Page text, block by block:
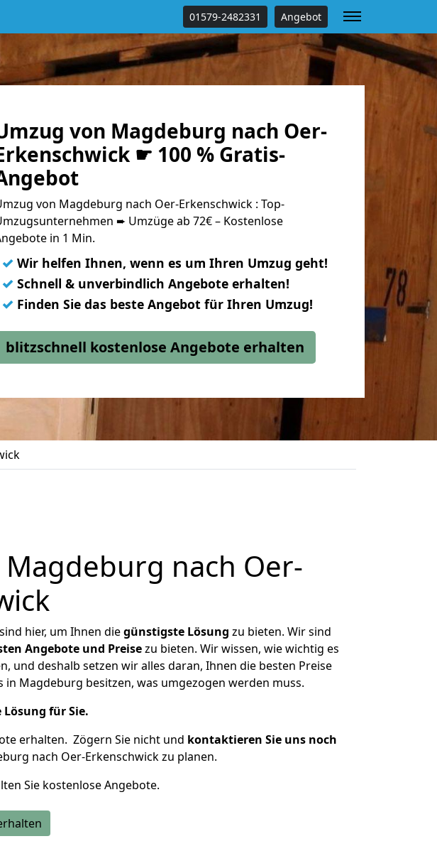
01579-2482331 Angebot
von Magdeburg nach Oer-
☛ 100 % Gratis-
von Magdeburg nach Oer-Erkenschwick : Top-
➨ Umzüge ab 72€ – Kostenlose
in 1 Min.
✓ Wir helfen Ihnen, wenn es um Ihren Umzug geht!
✓ Schnell & unverbindlich Angebote erhalten!
✓ Finden Sie das beste Angebot für Ihren Umzug!
blitzschnell kostenlose Angebote erhalten
nach Oer-
hier, um Ihnen diegünstigste Lösung zu bieten. Wir sind
Angebote und Preisezu bieten. Wir wissen, wie wichtig es
und deshalb setzen wir alles daran, Ihnen die besten Preise
Magdeburg besitzen, was umgezogen werden muss.
für Sie.
erhalten. Zögern Sie nicht und kontaktieren Sie uns noch
nach Oer-Erkenschwick zu planen.
Sie kostenlose Angebote.